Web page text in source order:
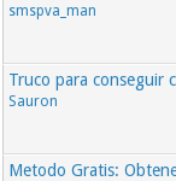
smspva_man
Truco para conseguir
Sauron
Metodo Gratis: